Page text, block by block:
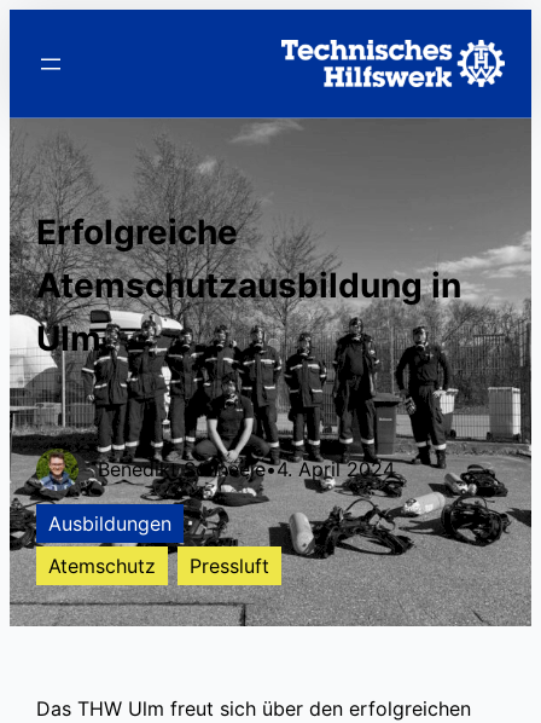
Erfolgreiche
Atemschutzausbildung in
Ulm
Benedikt Schneele•4. April 2024
Ausbildungen
Atemschutz
Pressluft
Das THW Ulm freut sich über den erfolgreichen